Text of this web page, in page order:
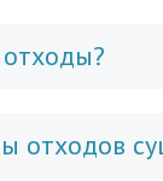
отходов